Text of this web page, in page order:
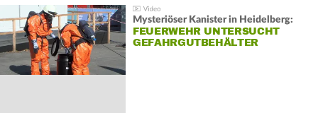
Mysteriöser Kanister in Heidelberg:
FEUERWEHR UNTERSUCHT
GEFAHRGUTBEHÄLTER